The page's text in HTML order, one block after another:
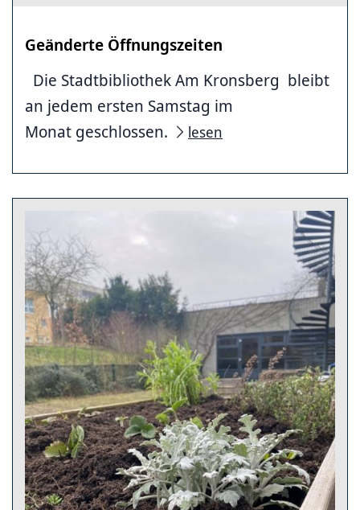
Geänderte Öffnungszeiten
Die Stadtbibliothek Am Kronsberg bleibt
an jedem ersten Samstag im
Monat geschlossen.
lesen